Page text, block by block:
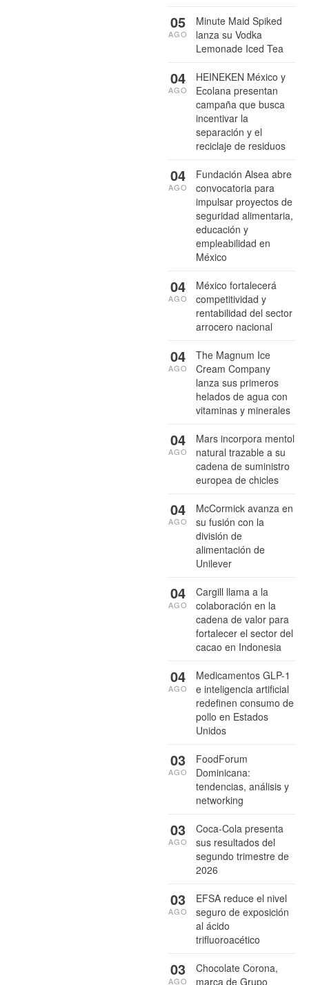
Minute Maid Spiked
lanza su Vodka
Lemonade Iced Tea
05
AGO
HEINEKEN México y
Ecolana presentan
campaña que busca
incentivar la
separación y el
reciclaje de residuos
04
AGO
Fundación Alsea abre
convocatoria para
impulsar proyectos de
seguridad alimentaria,
educación y
empleabilidad en
México
04
AGO
México fortalecerá
competitividad y
rentabilidad del sector
arrocero nacional
04
AGO
The Magnum Ice
Cream Company
lanza sus primeros
helados de agua con
vitaminas y minerales
04
AGO
Mars incorpora mentol
natural trazable a su
cadena de suministro
europea de chicles
04
AGO
McCormick avanza en
su fusión con la
división de
alimentación de
Unilever
04
AGO
Cargill llama a la
colaboración en la
cadena de valor para
fortalecer el sector del
cacao en Indonesia
04
AGO
Medicamentos GLP-1
e inteligencia artificial
redefinen consumo de
pollo en Estados
Unidos
04
AGO
FoodForum
Dominicana:
tendencias, análisis y
networking
03
AGO
Coca-Cola presenta
sus resultados del
segundo trimestre de
2026
03
AGO
EFSA reduce el nivel
seguro de exposición
al ácido
trifluoroacético
03
AGO
Chocolate Corona,
marca de Grupo
03
AGO